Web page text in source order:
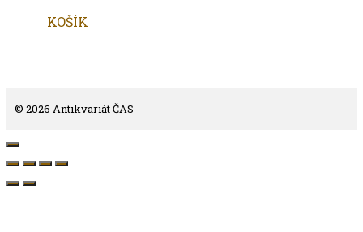
KOŠÍK
© 2026 Antikvariát ČAS
Close